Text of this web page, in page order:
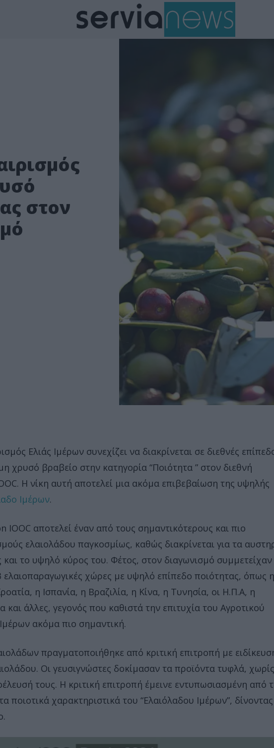
στον
Ελιάς Ιμέρων συνεχίζει να διακρίνεται σε διεθνές
χρυσό βραβείο στην κατηγορία “Ποιότητα ” στον διεθνή
Η νίκη αυτή αποτελεί μια ακόμα επιβεβαίωση της υψηλής
Ιμέρων.
IOOC αποτελεί έναν από τους σημαντικότερους και πιο
ελαιολάδου παγκοσμίως, καθώς διακρίνεται για τα
και το υψηλό κύρος του. Φέτος, στον διαγωνισμό συμμετείχαν
ελαιοπαραγωγικές χώρες με υψηλό επίπεδο ποιότητας, όπως η
η Ισπανία, η Βραζιλία, η Κίνα, η Τυνησία, οι Η.Π.Α, η
και άλλες, γεγονός που καθιστά την επιτυχία του Αγροτικού
ακόμα πιο σημαντική.
πραγματοποιήθηκε από κριτική επιτροπή με
Οι γευσιγνώστες δοκίμασαν τα προϊόντα τυφλά, χωρίς
τους. Η κριτική επιτροπή έμεινε εντυπωσιασμένη από
ποιοτικά χαρακτηριστικά του “Ελαιόλαδου Ιμέρων”, δίνοντας